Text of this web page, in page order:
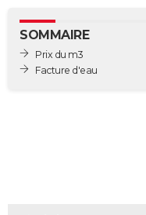
Art de vivre
Bien-être
Loisirs
Mode
Modes de vie
SANTE
Alimentation
Guide de la santé
Maladies
Médicaments
Sommeil
VOYAGE
SOMMAIRE
Prix du m3
Facture d'eau